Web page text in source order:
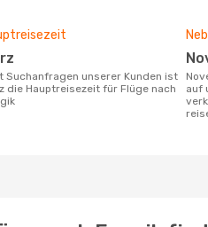
die Hauptreisezeit für Flüge nach
November ist laut den Suchanfragen
auf